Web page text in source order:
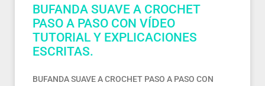
BUFANDA SUAVE A CROCHET
PASO A PASO CON VÍDEO
TUTORIAL Y EXPLICACIONES
ESCRITAS.
BUFANDA SUAVE A CROCHET PASO A PASO CON